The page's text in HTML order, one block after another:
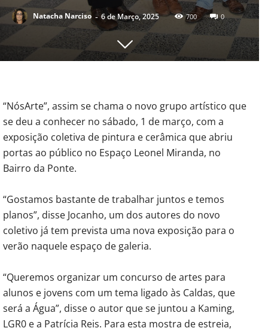
Natacha Narciso - 6 de Março, 2025 700 0
“NósArte”, assim se chama o novo grupo artístico que
se deu a conhecer no sábado, 1 de março, com a
exposição coletiva de pintura e cerâmica que abriu
portas ao público no Espaço Leonel Miranda, no
Bairro da Ponte.
“Gostamos bastante de trabalhar juntos e temos
planos”, disse Jocanho, um dos autores do novo
coletivo já tem prevista uma nova exposição para o
verão naquele espaço de galeria.
“Queremos organizar um concurso de artes para
alunos e jovens com um tema ligado às Caldas, que
será a Água”, disse o autor que se juntou a Kaming,
LGR0 e a Patrícia Reis. Para esta mostra de estreia,